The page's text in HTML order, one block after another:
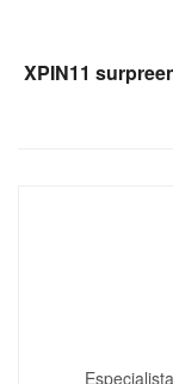
XPIN11